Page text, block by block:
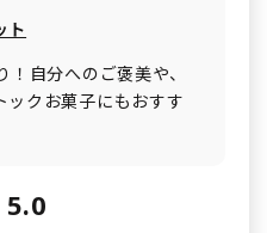
ト
自分へのご褒美や、
ックお菓子にもおすす
5.0